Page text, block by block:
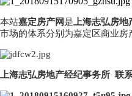
本站嘉定房产网是 上海志弘房
市场的体系分别为嘉定区商业房
上海志弘房地产经纪事务所 联